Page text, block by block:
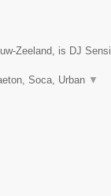
Zeeland, is DJ Sensi
Soca, Urban ▼